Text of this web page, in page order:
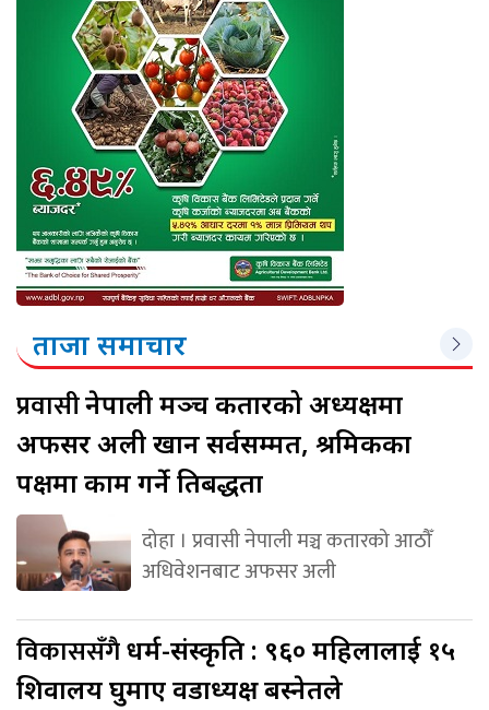
ताजा समाचार
प्रवासीनेपाली मञ्च कतारको अध्यक्षमा
अफसर अली खान सर्वसम्मत, श्रमिकका
पक्षमा काम गर्ने प्रतिबद्धता
दोहा । प्रवासी नेपाली मञ्च कतारको आठौँ
अधिवेशनबाट अफसर अली
विकाससँगैधर्म-संस्कृति : ९६० महिलालाई १५
शिवालय घुमाए वडाध्यक्ष बस्नेतले